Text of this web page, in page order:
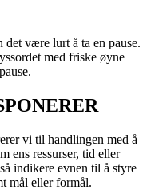
være lurt å ta en pause.
med friske øyne
vi til handlingen med å
ens ressurser, tid eller
indikere evnen til å styre
mål eller formål.